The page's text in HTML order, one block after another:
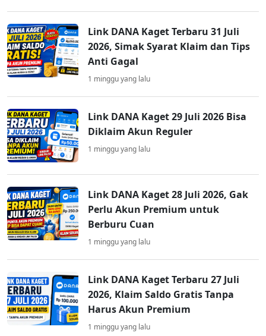
Link DANA Kaget Terbaru 31 Juli
2026, Simak Syarat Klaim dan Tips
Anti Gagal
1 minggu yang lalu
Link DANA Kaget 29 Juli 2026 Bisa
Diklaim Akun Reguler
1 minggu yang lalu
Link DANA Kaget 28 Juli 2026, Gak
Perlu Akun Premium untuk
Berburu Cuan
1 minggu yang lalu
Link DANA Kaget Terbaru 27 Juli
2026, Klaim Saldo Gratis Tanpa
Harus Akun Premium
1 minggu yang lalu